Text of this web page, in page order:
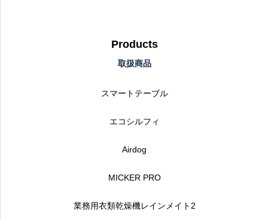
Products
取扱商品
スマートテーブル
エコシルフィ
Airdog
MICKER PRO
業務用衣類乾燥機レインメイト2